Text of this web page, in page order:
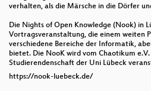
verhalten, als die Märsche in die Dörfer
Die Nights of Open Knowledge (Nook) in
Vortragsveranstaltung, die einem weiten
verschiedene Bereiche der Informatik,
bietet. Die NooK wird vom Chaotikum
Studierendenschaft der Uni Lübeck
https://nook-luebeck.de/